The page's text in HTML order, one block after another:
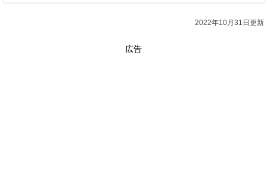
2022年10月31日更新
広告